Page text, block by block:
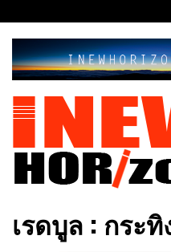
to
content
INEWHORIZON
เรดบูล : กระทิ